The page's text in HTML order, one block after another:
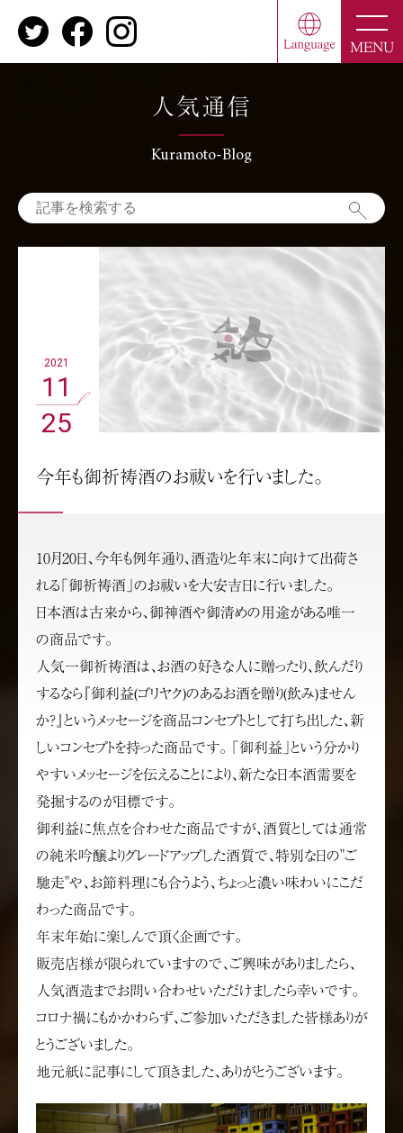
MENU
人気通信
Kuramoto-Blog
2021
11
25
今年も御祈祷酒のお祓いを行いました。
10月20日、今年も例年通り、酒造りと年末に向けて出荷さ
れる「御祈祷酒」のお祓いを大安吉日に行いました。
日本酒は古来から、御神酒や御清めの用途がある唯一
の商品です。
人気一御祈祷酒は、お酒の好きな人に贈ったり、飲んだり
するなら『御利益(ゴリヤク)のあるお酒を贈り(飲み)ません
か?』というメッセージを商品コンセプトとして打ち出した、新
しいコンセプトを持った商品です。 「御利益」という分かり
やすいメッセージを伝えることにより、新たな日本酒需要を
発掘するのが目標です。
御利益に焦点を合わせた商品ですが、酒質としては通常
の純米吟醸よりグレードアップした酒質で、特別な日の"ご
馳走"や、お節料理にも合うよう、ちょっと濃い味わいにこだ
わった商品です。
年末年始に楽しんで頂く企画です。
販売店様が限られていますので、ご興味がありましたら、
人気酒造までお問い合わせいただけましたら幸いです。
コロナ禍にもかかわらず、ご参加いただきました皆様ありが
とうございました。
地元紙に記事にして頂きました、ありがとうございます。